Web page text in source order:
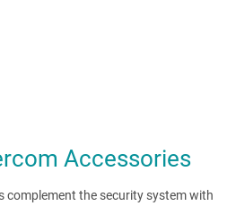
Accessories
complement the security system with